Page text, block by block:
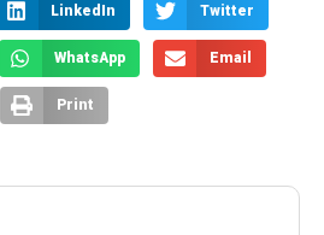
LinkedIn Twitter
WhatsApp Email
Print